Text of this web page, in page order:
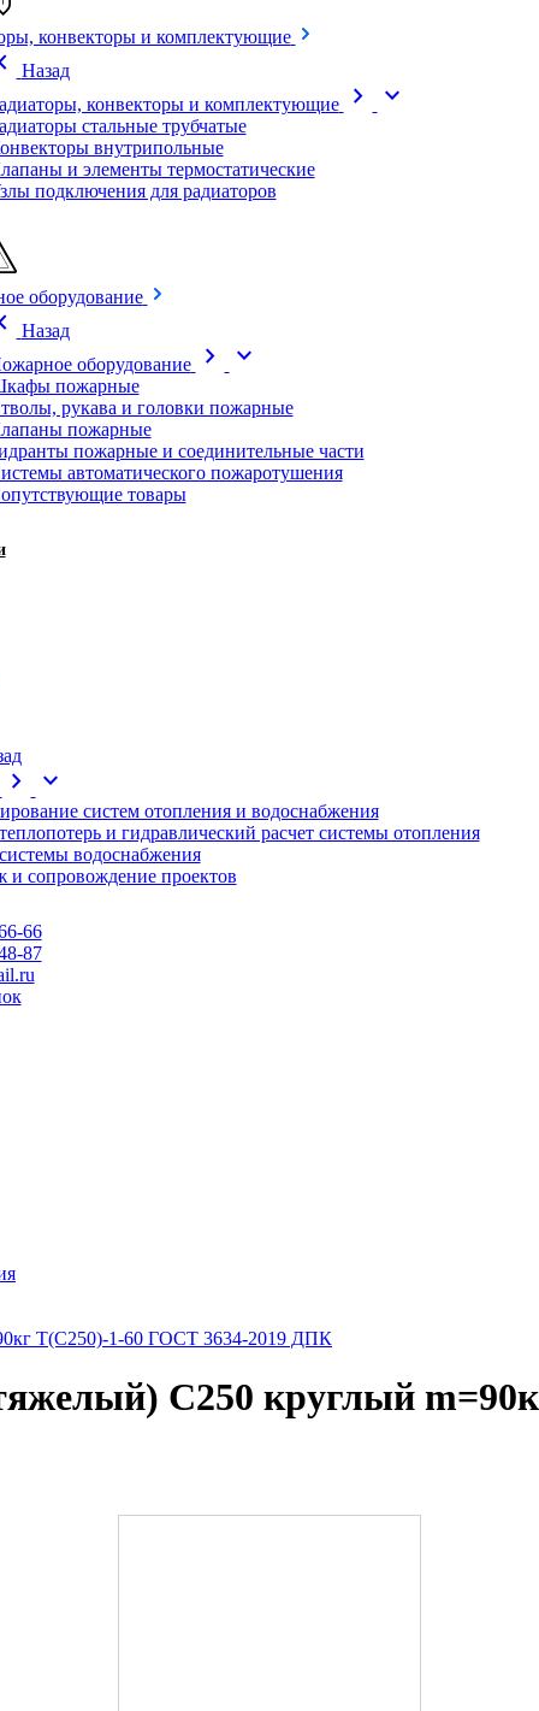
конвекторы и комплектующие
Назад
конвекторы и комплектующие
chevron_right expand_more
стальные трубчатые
внутрипольные
и элементы термостатические
подключения для радиаторов
оборудование
Назад
оборудование
chevron_right expand_more
пожарные
рукава и головки пожарные
пожарные
пожарные и соединительные части
автоматического пожаротушения
товары
chevron_right expand_more
систем отопления и водоснабжения
и гидравлический расчет системы отопления
водоснабжения
и сопровождение проектов
66
87
Т(С250)-1-60 ГОСТ 3634-2019 ДПК
С250 круглый